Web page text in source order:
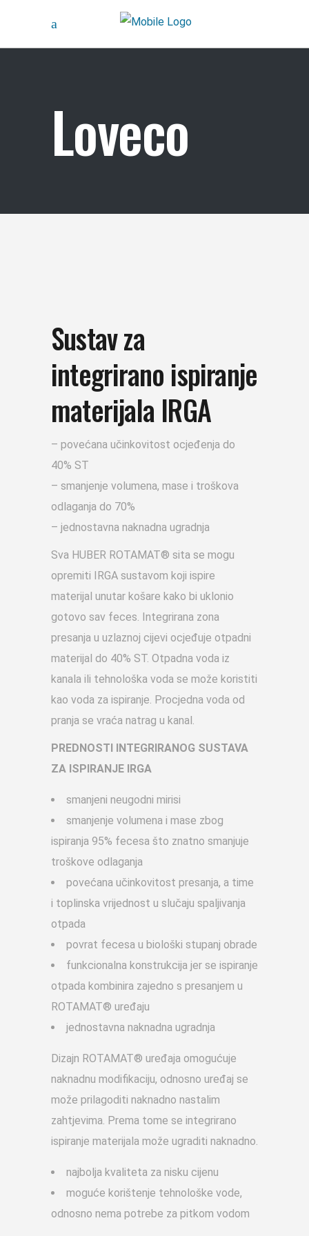
Loveco
Sustav za
integrirano ispiranje
materijala IRGA
– povećana učinkovitost ocjeđenja do
40% ST
– smanjenje volumena, mase i troškova
odlaganja do 70%
– jednostavna naknadna ugradnja
Sva HUBER ROTAMAT® sita se mogu
opremiti IRGA sustavom koji ispire
materijal unutar košare kako bi uklonio
gotovo sav feces. Integrirana zona
presanja u uzlaznoj cijevi ocjeđuje otpadni
materijal do 40% ST. Otpadna voda iz
kanala ili tehnološka voda se može koristiti
kao voda za ispiranje. Procjedna voda od
pranja se vraća natrag u kanal.
PREDNOSTI INTEGRIRANOG SUSTAVA
ZA ISPIRANJE IRGA
smanjeni neugodni mirisi
smanjenje volumena i mase zbog
ispiranja 95% fecesa što znatno smanjuje
troškove odlaganja
povećana učinkovitost presanja, a time
i toplinska vrijednost u slučaju spaljivanja
otpada
povrat fecesa u biološki stupanj obrade
funkcionalna konstrukcija jer se ispiranje
otpada kombinira zajedno s presanjem u
ROTAMAT® uređaju
jednostavna naknadna ugradnja
Dizajn ROTAMAT® uređaja omogućuje
naknadnu modifikaciju, odnosno uređaj se
može prilagoditi naknadno nastalim
zahtjevima. Prema tome se integrirano
ispiranje materijala može ugraditi naknadno.
najbolja kvaliteta za nisku cijenu
moguće korištenje tehnološke vode,
odnosno nema potrebe za pitkom vodom